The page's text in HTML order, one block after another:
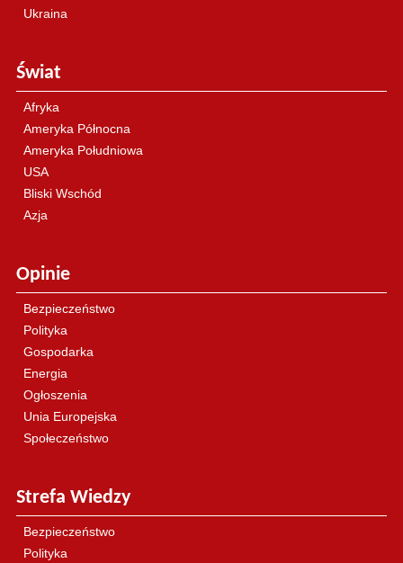
Ukraina
Świat
Afryka
Ameryka Północna
Ameryka Południowa
USA
Bliski Wschód
Azja
Opinie
Bezpieczeństwo
Polityka
Gospodarka
Energia
Ogłoszenia
Unia Europejska
Społeczeństwo
Strefa Wiedzy
Bezpieczeństwo
Polityka